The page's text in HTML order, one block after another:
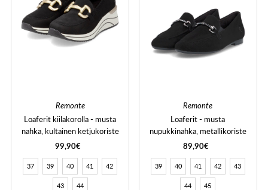
Remonte
Loaferit kiilakorolla - musta
nahka, kultainen ketjukoriste
99,90€
37 39 40 41 42
43 44
Remonte
Loaferit - musta
nupukkinahka, metallikoriste
89,90€
39 40 41 42 43
44 45